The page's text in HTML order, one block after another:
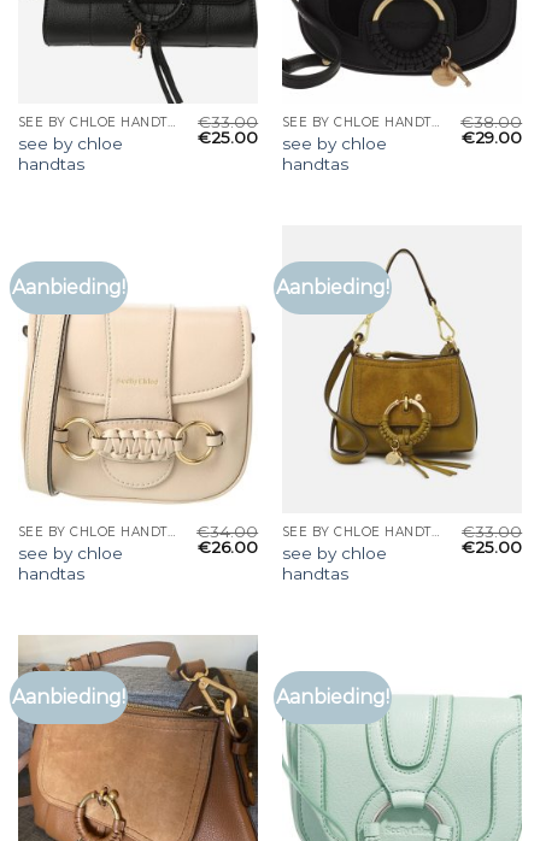
SEE BY CHLOE HANDTAS
see by chloe
handtas
€33.00
€25.00
SEE BY CHLOE HANDTAS
see by chloe
handtas
€38.00
€29.00
Aanbieding!
SEE BY CHLOE HANDTAS
see by chloe
handtas
€34.00
€26.00
Aanbieding!
SEE BY CHLOE HANDTAS
see by chloe
handtas
€33.00
€25.00
Aanbieding! Aanbieding!